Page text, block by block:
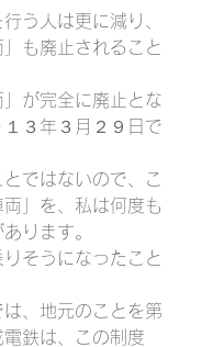
う人は更に減り、
」も廃止されること
」が完全に廃止とな
３年３月２９日で
ではないので、こ
」を、私は何度も
ります。
りそうになったこと
、地元のことを第
鉄は、この制度